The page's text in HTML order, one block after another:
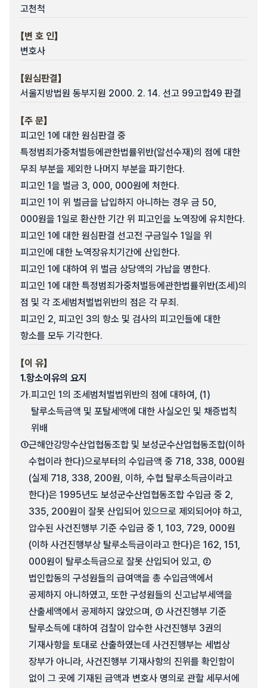
고천척
【변 호 인】
변호사
【원심판결】
서울지방법원 동부지원 2000. 2. 14. 선고 99고합49 판결
【주 문】
피고인 1에 대한 원심판결 중
특정범죄가중처벌등에관한법률위반(알선수재)의 점에 대한
무죄 부분을 제외한 나머지 부분을 파기한다.
피고인 1을 벌금 3, 000, 000원에 처한다.
피고인 1이 위 벌금을 납입하지 아니하는 경우 금 50,
000원을 1일로 환산한 기간 위 피고인을 노역장에 유치한다.
피고인 1에 대한 원심판결 선고전 구금일수 1일을 위
피고인에 대한 노역장유치기간에 산입한다.
피고인 1에 대하여 위 벌금 상당액의 가납을 명한다.
피고인 1에 대한 특정범죄가중처벌등에관한법률위반(조세)의
점 및 각 조세범처벌법위반의 점은 각 무죄.
피고인 2, 피고인 3의 항소 및 검사의 피고인들에 대한
항소를 모두 기각한다.
【이 유】
1.항소이유의 요지
가.피고인 1의 조세범처벌법위반의 점에 대하여, (1)
탈루소득금액 및 포탈세액에 대한 사실오인 및 채증법칙
위배
①근해안강망수산업협동조합 및 보성군수산업협동조합(이하
수협이라 한다)으로부터의 수입금액 중 718, 338, 000원
(실제 718, 338, 200원, 이하, 수협 탈루소득금이라고
한다)은 1995년도 보성군수산업협동조합 수입금 중 2,
335, 200원이 잘못 산입되어 있으므로 제외되어야 하고,
압수된 사건진행부 기준 수입금 중 1, 103, 729, 000원
(이하 사건진행부상 탈루소득금이라고 한다)은 162, 151,
000원이 탈루소득금으로 잘못 산입되어 있고, ②
법인합동의 구성원들의 급여액을 총 수입금액에서
공제하지 아니하였고, 또한 구성원들의 신고납부세액을
산출세액에서 공제하지 않았으며, ③ 사건진행부 기준
탈루소득에 대하여 검찰이 압수한 사건진행부 3권의
기재사항을 토대로 산출하였는데 사건진행부는 세법상
장부가 아니라, 사건진행부 기재사항의 진위를 확인함이
없이 그 곳에 기재된 금액과 변호사 명의로 관할 세무서에